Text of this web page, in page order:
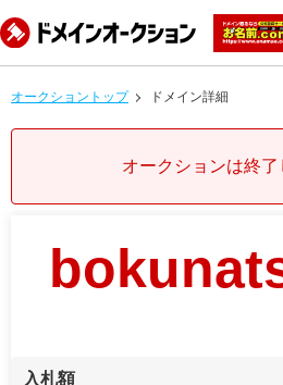
オークショントップ ドメイン詳細
オークションは終了
入札額